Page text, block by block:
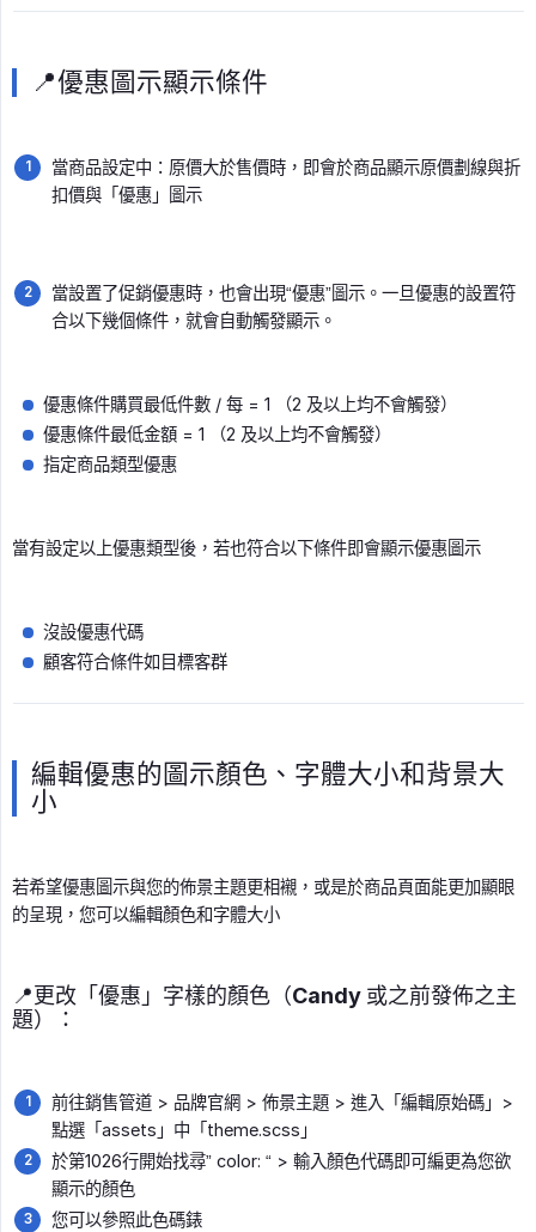
📍優惠圖示顯示條件
當商品設定中：原價大於售價時，即會於商品顯示原價劃線與折
扣價與「優惠」圖示
當設置了促銷優惠時，也會出現“優惠”圖示。一旦優惠的設置符
合以下幾個條件，就會自動觸發顯示。
優惠條件購買最低件數 / 每 = 1 （2 及以上均不會觸發）
優惠條件最低金額 = 1 （2 及以上均不會觸發）
指定商品類型優惠
當有設定以上優惠類型後，若也符合以下條件即會顯示優惠圖示
沒設優惠代碼
顧客符合條件如目標客群
編輯優惠的圖示顏色、字體大小和背景大
小
若希望優惠圖示與您的佈景主題更相襯，或是於商品頁面能更加顯眼
的呈現，您可以編輯顏色和字體大小
📍更改「優惠」字樣的顏色（Candy 或之前發佈之主
題）：
前往銷售管道 > 品牌官網 > 佈景主題 > 進入「編輯原始碼」>
點選「assets」中「theme.scss」
於第1026行開始找尋” color: “ > 輸入顏色代碼即可編更為您欲
顯示的顏色
您可以參照此色碼錶